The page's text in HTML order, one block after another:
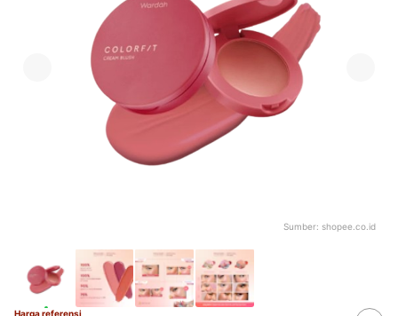
Sumber: shopee.co.id
Harga referensi